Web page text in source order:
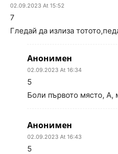
02.09.2023 At 15:52
7
Гледай да излиза
Анонимен
02.09.2023 At 16:34
5
Боли първото място, А,
Анонимен
02.09.2023 At 16:43
5